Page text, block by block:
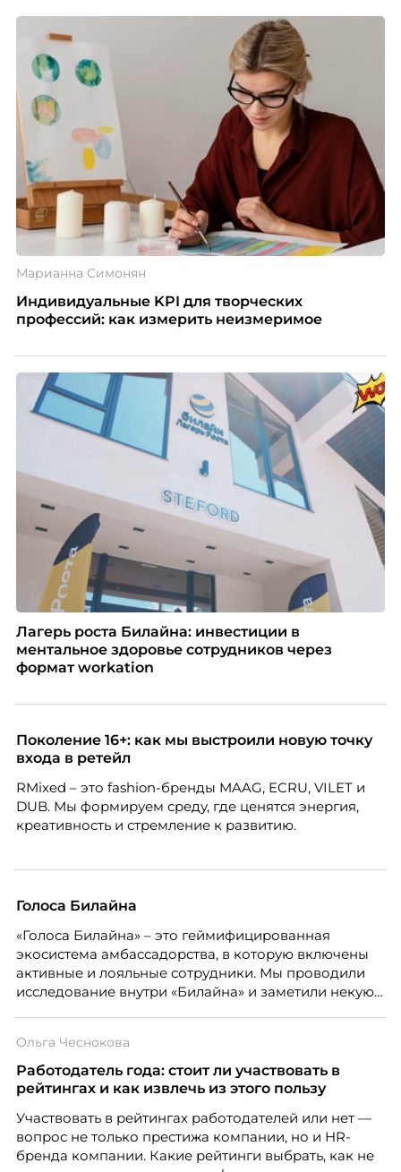
Марианна Симонян
Индивидуальные KPI для творческих
профессий: как измерить неизмеримое
Лагерь роста Билайна: инвестиции в
ментальное здоровье сотрудников через
формат workation
Поколение 16+: как мы выстроили новую точку
входа в ретейл
RMixed – это fashion-бренды MAAG, ECRU, VILET и
DUB. Мы формируем среду, где ценятся энергия,
креативность и стремление к развитию.
Голоса Билайна
«Голоса Билайна» – это геймифицированная
экосистема амбассадорства, в которую включены
активные и лояльные сотрудники. Мы проводили
исследование внутри «Билайна» и заметили некую
благодарности и публичного признания.
Ольга Чеснокова
Работодатель года: стоит ли участвовать в
рейтингах и как извлечь из этого пользу
Участвовать в рейтингах работодателей или нет —
вопрос не только престижа компании, но и HR-
бренда компании. Какие рейтинги выбрать, как не